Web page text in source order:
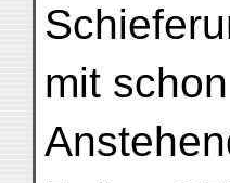
mit